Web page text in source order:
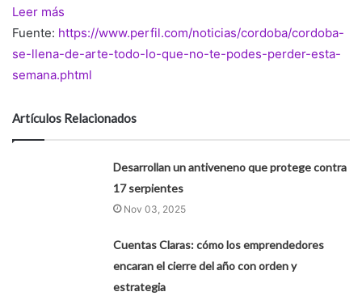
Leer más
Fuente: https://www.perfil.com/noticias/cordoba/cordoba-
se-llena-de-arte-todo-lo-que-no-te-podes-perder-esta-
semana.phtml
Artículos Relacionados
Desarrollan un antiveneno que protege contra
17 serpientes
Nov 03, 2025
Cuentas Claras: cómo los emprendedores
encaran el cierre del año con orden y
estrategia